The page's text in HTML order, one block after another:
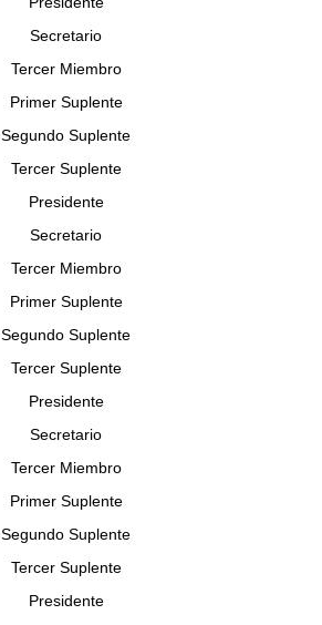
Secretario
Tercer Miembro
Primer Suplente
Segundo Suplente
Tercer Suplente
Presidente
Secretario
Tercer Miembro
Primer Suplente
Segundo Suplente
Tercer Suplente
Presidente
Secretario
Tercer Miembro
Primer Suplente
Segundo Suplente
Tercer Suplente
Presidente